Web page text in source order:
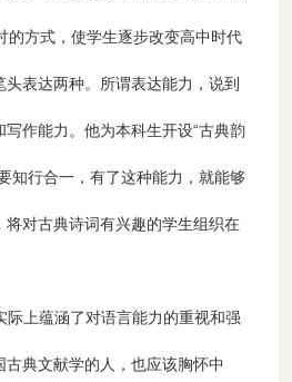
的方式，使学生逐步改变高中时代
表达两种。所谓表达能力，说到
作能力。他为本科生开设“古典韵
知行合一，有了这种能力，就能够
对古典诗词有兴趣的学生组织在
上蕴涵了对语言能力的重视和强
典文献学的人，也应该胸怀中